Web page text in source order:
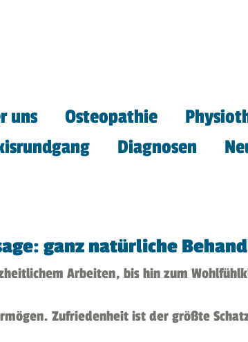
uns Osteopathie
Diagnosen
ganz natürliche
Arbeiten, bis hin zum
Zufriedenheit ist der größte